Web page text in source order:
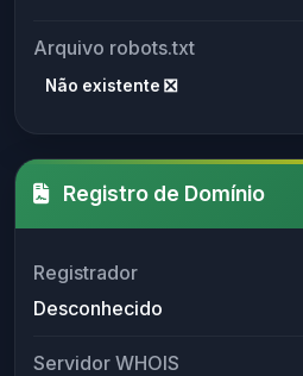
Arquivo robots.txt
Não existente ❎
Registro de Domínio
Registrador
Desconhecido
Servidor WHOIS